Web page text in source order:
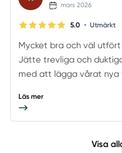
mars 2026
5.0 • Utmärkt
Mycket bra och väl
Jätte trevliga och
med att lägga vårat nya
Läs mer
Visa